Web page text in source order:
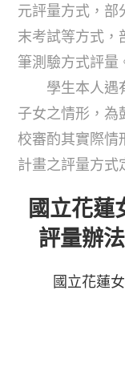
元評量方式，部
末考試等方式，
筆測驗方式評量
學生本人遇有
子女之情形，為
校審酌其實際情
計畫之評量方式
國立花蓮
評量辦
國立花蓮